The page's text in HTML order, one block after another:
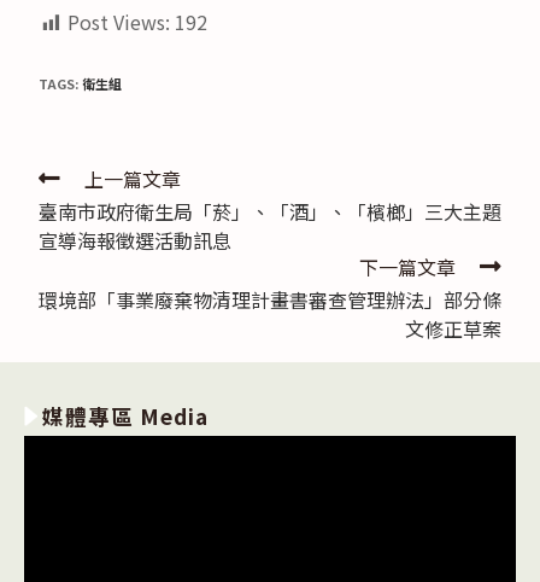
Post Views: 192
TAGS:衛生組
Read
more
articles
上一篇文章
臺南市政府衛生局「菸」、「酒」、「檳榔」三大主題
宣導海報徵選活動訊息
下一篇文章
環境部「事業廢棄物清理計畫書審查管理辦法」部分條
文修正草案
媒體專區 Media